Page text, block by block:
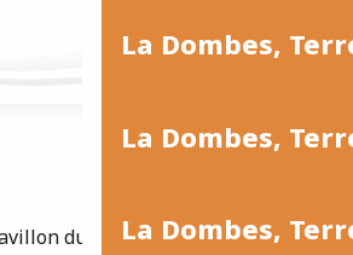
La Dombes,
La Dombes,
La Dombes,
du Tourisme